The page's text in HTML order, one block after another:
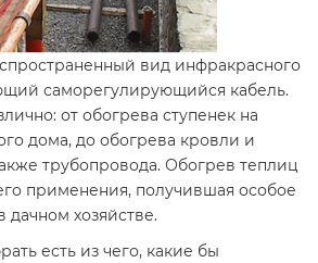
вид инфракрасного
саморегулирующийся кабель.
от обогрева ступенек на
дома, до обогрева кровли и
трубопровода. Обогрев теплиц
применения, получившая особое
дачном хозяйстве.
есть из чего, какие бы